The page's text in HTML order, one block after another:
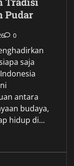
Pudar
0
saja
antara
budaya,
hidup di…